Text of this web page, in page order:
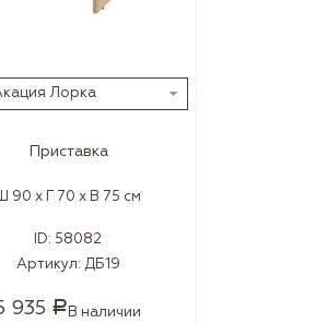
Лорка
Приставка
90 x Г 70 x В 75 см
ID: 58082
Артикул: ДБ19
935 РВ наличии